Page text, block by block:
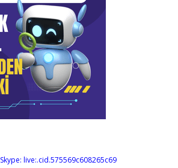
Skype: live:.cid.575569c608265c69